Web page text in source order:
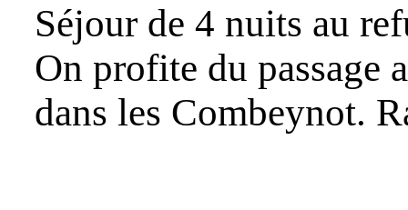
Séjour de 4 nuits au
On profite du passage
dans les Combeynot.